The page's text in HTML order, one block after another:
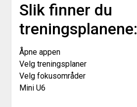
Slik finner du
treningsplanene:
Åpne appen
Velg treningsplaner
Velg fokusområder
Mini U6